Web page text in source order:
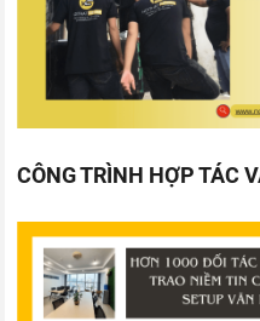
CÔNG TRÌNH HỢP TÁC